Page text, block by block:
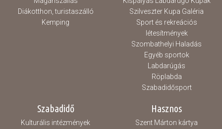
Diákotthon, turistaszálló
Kemping
Szilveszter Kupa Galéria
Sport és rekreációs
létesítmények
Szombathelyi Haladás
Egyéb sportok
Labdarúgás
Röplabda
Szabadidősport
Szabadidő
Kulturális intézmények
Hasznos
Szent Márton kártya